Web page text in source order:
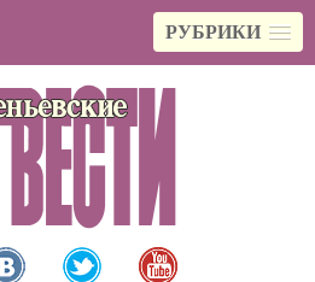
РУБРИКИ